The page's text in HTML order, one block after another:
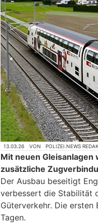
13.03.26 VON POLIZEI.NEWS
Mit neuen
zusätzliche
Der Ausbau beseitigt
verbessert die Stabilität
Güterverkehr. Die ersten
Tagen.